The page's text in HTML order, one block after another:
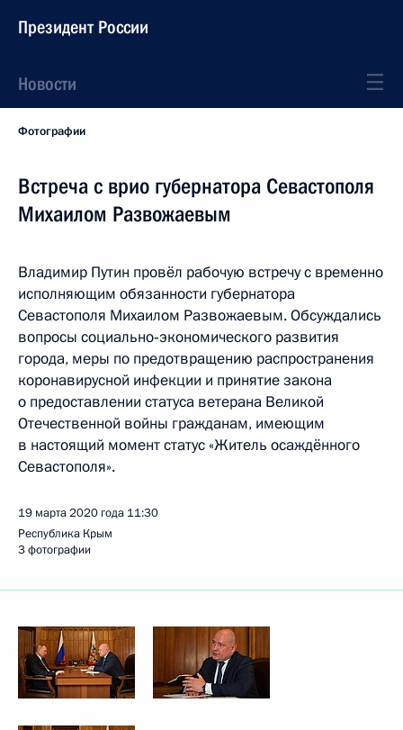
Президент России
Новости
Фотографии
Встреча с врио губернатора Севастополя
Михаилом Развожаевым
Владимир Путин провёл рабочую встречу с временно
исполняющим обязанности губернатора
Севастополя Михаилом Развожаевым. Обсуждались
вопросы социально‑экономического развития
города, меры по предотвращению распространения
коронавирусной инфекции и принятие закона
о предоставлении статуса ветерана Великой
Отечественной войны гражданам, имеющим
в настоящий момент статус «Житель осаждённого
Севастополя».
19 марта 2020 года 11:30
Республика Крым
3 фотографии